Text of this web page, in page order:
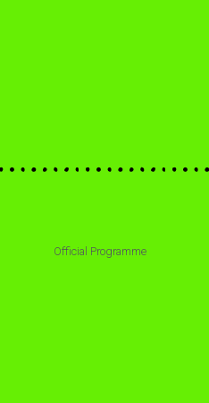
Official Programme